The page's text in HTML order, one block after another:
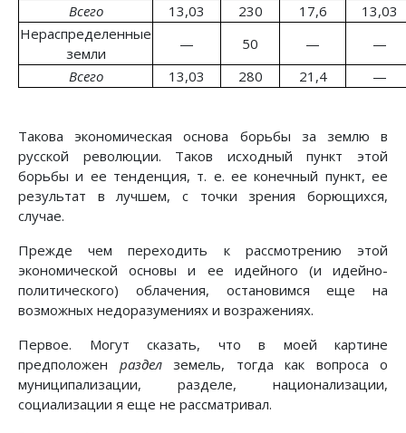
Всего
13,03 230 17,6
13,03
Нераспределенные
земли
— 50 —
—
Всего
13,03 280 21,4 —
Такова экономическая основа борьбы за землю в
русской революции. Таков исходный пункт этой
борьбы и ее тенденция, т. е. ее конечный пункт, ее
результат в лучшем, с точки зрения борющихся,
случае.
Прежде чем переходить к рассмотрению этой
экономической основы и ее идейного (и идейно-
политического) облачения, остановимся еще на
возможных недоразумениях и возражениях.
Первое. Могут сказать, что в моей картине
предположен разделземель, тогда как вопроса о
муниципализации, разделе, национализации,
социализации я еще не рассматривал.